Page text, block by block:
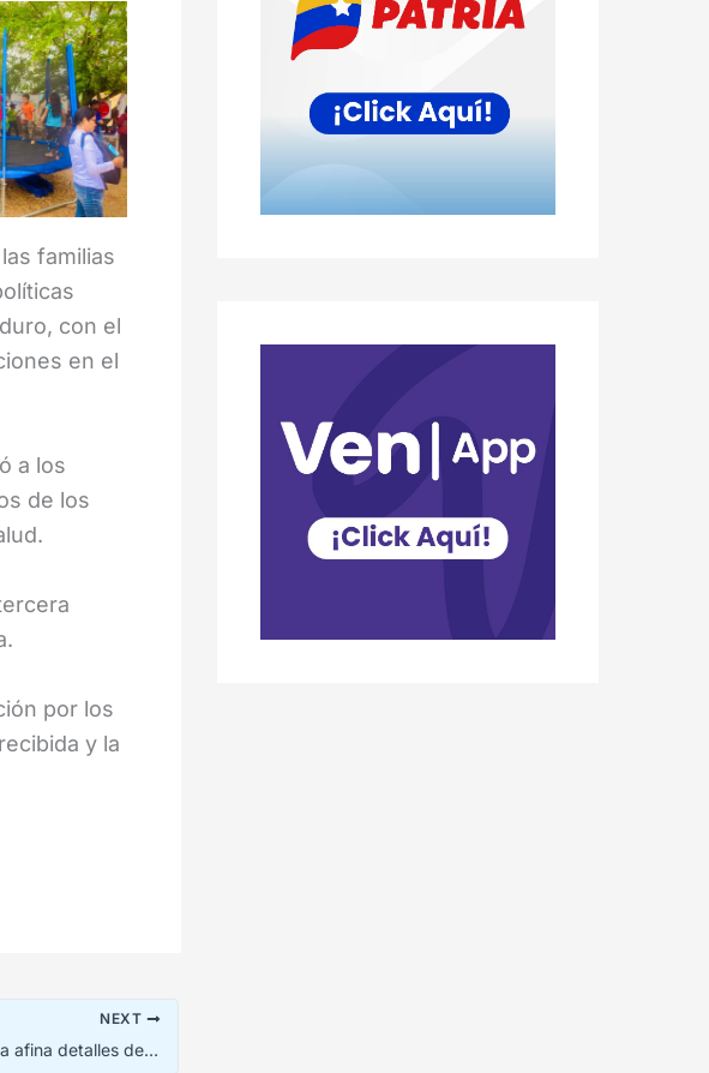
familias
con el
en el
a los
de los
por los
y la
NEXT
Gobernador Luis Caldera afina detalles del Operativo Semana Santa Segura 2026